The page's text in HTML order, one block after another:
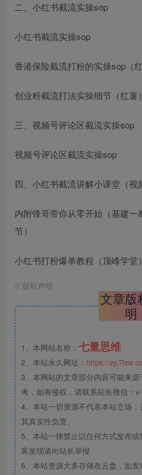
二、小红书截流实操sop
小红书截流实操sop
香港保险截流打粉的实操sop（红
创业粉截流打法实操细节（红薯）
三、视频号评论区截流实操sop
视频号评论区截流实操sop
四、小红书截流讲解小课堂（视
内附锋哥带你从零开始（基建一
节）
小红书打粉爆单教程（顶峰学堂
© 版权声明
文章版
明
1、本网站名称： 七量思维
2、本站永久网址： https://
3、本网站的文章部分内容可能来
考，如有侵权，请联系站长微信：v-
4、本站一切资源不代表本站立场
其真实性负责。
5、本站一律禁止以任何方式发布
客发现请向站长举报
6、本站资源大多存储在云盘，如